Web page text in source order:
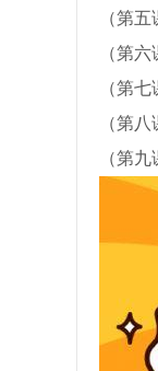
（第
（第
（第
（第
（第